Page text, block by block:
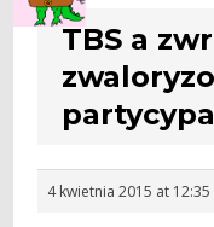
TBS a
4 kwietnia 2015 at 12:35